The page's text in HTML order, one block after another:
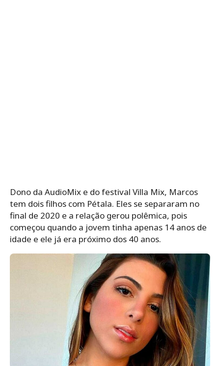
Dono da AudioMix e do festival Villa Mix, Marcos
tem dois filhos com Pétala. Eles se separaram no
final de 2020 e a relação gerou polêmica, pois
começou quando a jovem tinha apenas 14 anos de
idade e ele já era próximo dos 40 anos.